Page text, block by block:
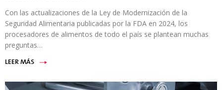
Con las actualizaciones de la Ley de Modernización de la
Seguridad Alimentaria publicadas por la FDA en 2024, los
procesadores de alimentos de todo el país se plantean muchas
preguntas…
LEER MÁS